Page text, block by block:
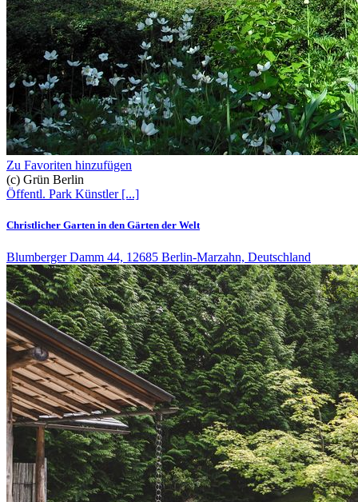
Zu Favoriten hinzufügen
(c) Grün Berlin
Öffentl. Park Künstler [...]
Christlicher Garten in den Gärten der Welt
Blumberger Damm 44, 12685 Berlin-Marzahn, Deutschland